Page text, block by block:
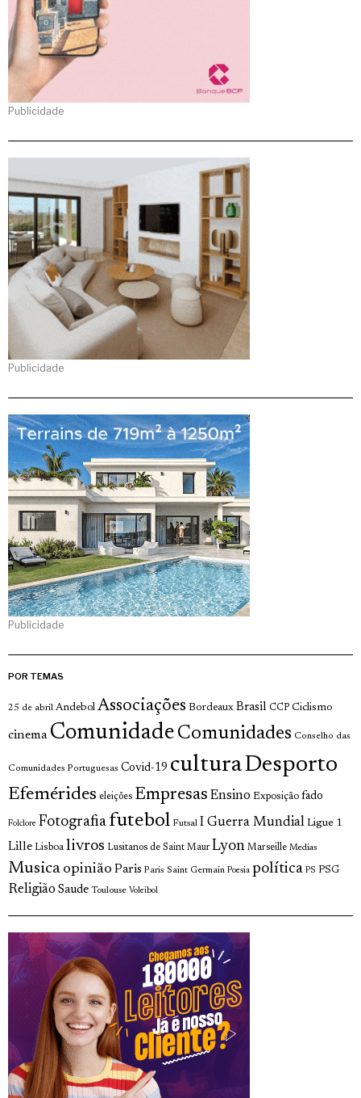
Publicidade
Publicidade
Publicidade
POR TEMAS
25 de abril Andebol Associações Bordeaux Brasil CCP Ciclismo
cinema Comunidade Comunidades Conselho das
Comunidades Portuguesas Covid-19 culturaDesporto
Efemérides eleições Empresas Ensino Exposição fado
Folclore Fotografia futebol Futsal I Guerra Mundial Ligue 1
Lille Lisboa livros Lusitanos de Saint Maur Lyon Marseille Medias
Musica opinião Paris Paris Saint Germain Poesia política PS PSG
Religião Saude Toulouse Voleibol